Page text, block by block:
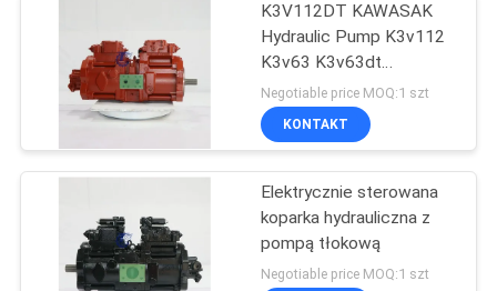
K3V112DT KAWASAK
Hydraulic Pump K3v112
K3v63 K3v63dt
K3v112dt Do koparki
Negotiable price MOQ:1 szt
KONTAKT
Elektrycznie sterowana
koparka hydrauliczna z
pompą tłokową
Negotiable price MOQ:1 szt